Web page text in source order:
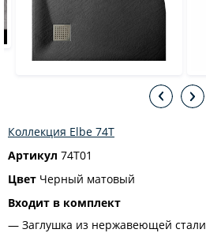
Коллекция Elbе 74T
Артикул 74T01
Цвет Черный матовый
Входит в комплект
Заглушка из нержавеющей стали